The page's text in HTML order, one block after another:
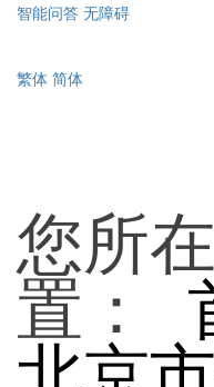
智能问答 无障碍
繁体 简体
您所
置：